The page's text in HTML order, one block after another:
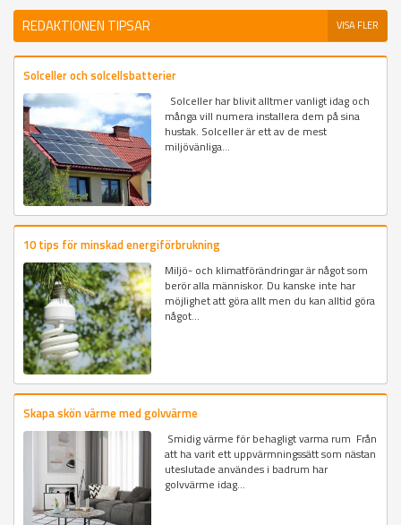
REDAKTIONEN TIPSAR VISA FLER
Solceller och solcellsbatterier
Solceller har blivit alltmer vanligt idag och
många vill numera installera dem på sina
hustak. Solceller är ett av de mest
miljövänliga...
10 tips för minskad energiförbrukning
Miljö- och klimatförändringar är något som
berör alla människor. Du kanske inte har
möjlighet att göra allt men du kan alltid göra
något...
Skapa skön värme med golvvärme
Smidig värme för behagligt varma rum Från
att ha varit ett uppvärmningssätt som nästan
uteslutade användes i badrum har
golvvärme idag...